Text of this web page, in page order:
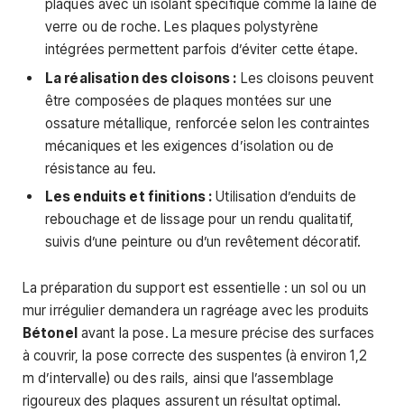
plaques avec un isolant spécifique comme la laine de
verre ou de roche. Les plaques polystyrène
intégrées permettent parfois d’éviter cette étape.
La réalisation des cloisons : Les cloisons peuvent
être composées de plaques montées sur une
ossature métallique, renforcée selon les contraintes
mécaniques et les exigences d’isolation ou de
résistance au feu.
Les enduits et finitions : Utilisation d’enduits de
rebouchage et de lissage pour un rendu qualitatif,
suivis d’une peinture ou d’un revêtement décoratif.
La préparation du support est essentielle : un sol ou un
mur irrégulier demandera un ragréage avec les produits
Bétonelavant la pose. La mesure précise des surfaces
à couvrir, la pose correcte des suspentes (à environ 1,2
m d’intervalle) ou des rails, ainsi que l’assemblage
rigoureux des plaques assurent un résultat optimal.